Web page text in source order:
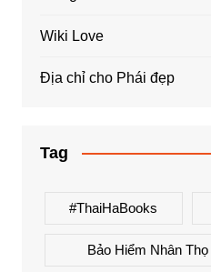
Wiki Love
Địa chỉ cho Phái đẹp
Tag
#ThaiHaBooks
Bảo Hiểm Nhân